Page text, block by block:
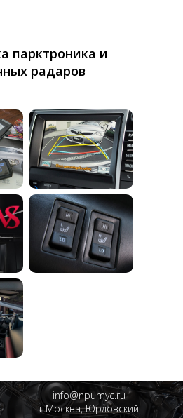
парктроника и
радаров
info@npumyc.ru
г.Москва, Юрловский